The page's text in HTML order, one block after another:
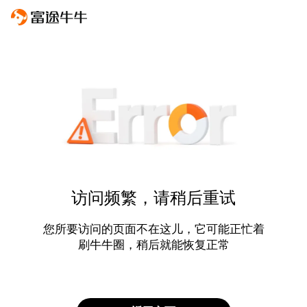
访问频繁，请稍后重试
您所要访问的页面不在这儿，它可能正忙着
刷牛牛圈，稍后就能恢复正常